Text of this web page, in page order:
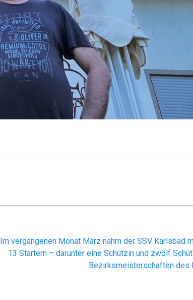
Nächster
Beitrag:
Im vergangenen Monat März nahm der SSV Karlsbad
13 Startern – darunter eine Schützin und zwölf
Bezirksmeisterschaften des